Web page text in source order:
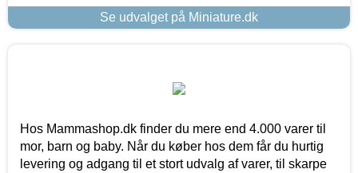
Se udvalget på Miniature.dk
Hos Mammashop.dk finder du mere end 4.000 varer til
mor, barn og baby. Når du køber hos dem får du hurtig
levering og adgang til et stort udvalg af varer, til skarpe